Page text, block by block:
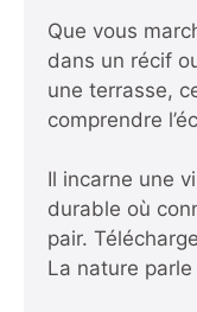
Que vous
dans un récif
une terrasse,
comprendre
Il incarne une
durable où
pair.
La nature